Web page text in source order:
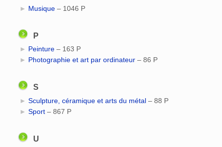
► Musique‎ – 1046 P
P
► Peinture‎ – 163 P
► Photographie et art par ordinateur‎ – 86 P
S
► Sculpture, céramique et arts du métal‎ – 88 P
► Sport‎ – 867 P
U